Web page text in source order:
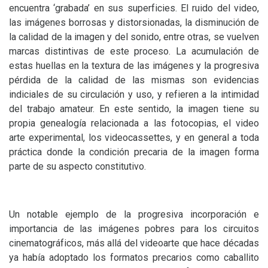
encuentra ‘grabada’ en sus superficies. El ruido del video,
las imágenes borrosas y distorsionadas, la disminución de
la calidad de la imagen y del sonido, entre otras, se vuelven
marcas distintivas de este proceso. La acumulación de
estas huellas en la textura de las imágenes y la progresiva
pérdida de la calidad de las mismas son evidencias
indiciales de su circulación y uso, y refieren a la intimidad
del trabajo amateur. En este sentido, la imagen tiene su
propia genealogía relacionada a las fotocopias, el video
arte experimental, los videocassettes, y en general a toda
práctica donde la condición precaria de la imagen forma
parte de su aspecto constitutivo.
Un notable ejemplo de la progresiva incorporación e
importancia de las imágenes pobres para los circuitos
cinematográficos, más allá del videoarte que hace décadas
ya había adoptado los formatos precarios como caballito